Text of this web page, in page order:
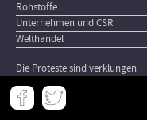
Rohstoffe
Unternehmen und CSR
Welthandel
Die Proteste sind verklungen
Meta
-